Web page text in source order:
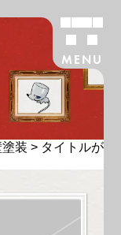
MENU
装 > タイトルが